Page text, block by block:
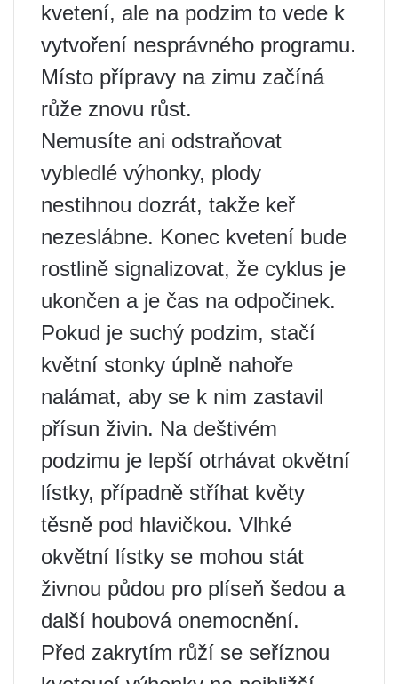
kvetení, ale na podzim to vede k
vytvoření nesprávného programu.
Místo přípravy na zimu začíná
růže znovu růst.
Nemusíte ani odstraňovat
vybledlé výhonky, plody
nestihnou dozrát, takže keř
nezeslábne. Konec kvetení bude
rostlině signalizovat, že cyklus je
ukončen a je čas na odpočinek.
Pokud je suchý podzim, stačí
květní stonky úplně nahoře
nalámat, aby se k nim zastavil
přísun živin. Na deštivém
podzimu je lepší otrhávat okvětní
lístky, případně stříhat květy
těsně pod hlavičkou. Vlhké
okvětní lístky se mohou stát
živnou půdou pro plíseň šedou a
další houbová onemocnění.
Před zakrytím růží se seříznou